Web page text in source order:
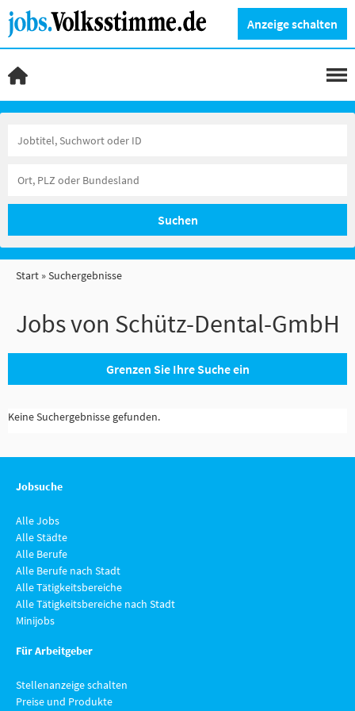
Anzeige schalten
Suchen
Start Suchergebnisse
Jobs von Schütz-Dental-GmbH
Grenzen Sie Ihre Suche ein
Keine Suchergebnisse gefunden.
Jobsuche
Alle Jobs
Alle Städte
Alle Berufe
Alle Berufe nach Stadt
Alle Tätigkeitsbereiche
Alle Tätigkeitsbereiche nach Stadt
Minijobs
Für Arbeitgeber
Stellenanzeige schalten
Preise und Produkte